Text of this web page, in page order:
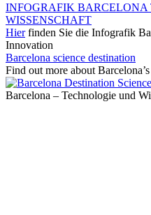
INFOGRAFIK BARCELONA
WISSENSCHAFT
Hierfinden Sie die Infografik
Innovation
Barcelona science destination
Find out more about
Barcelona – Technologie und